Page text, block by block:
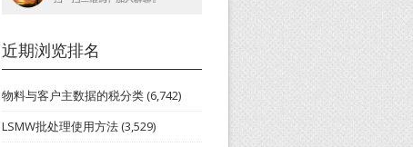
近期浏览排名
物料与客户主数据的税分类(6,742)
LSMW批处理使用方法(3,529)